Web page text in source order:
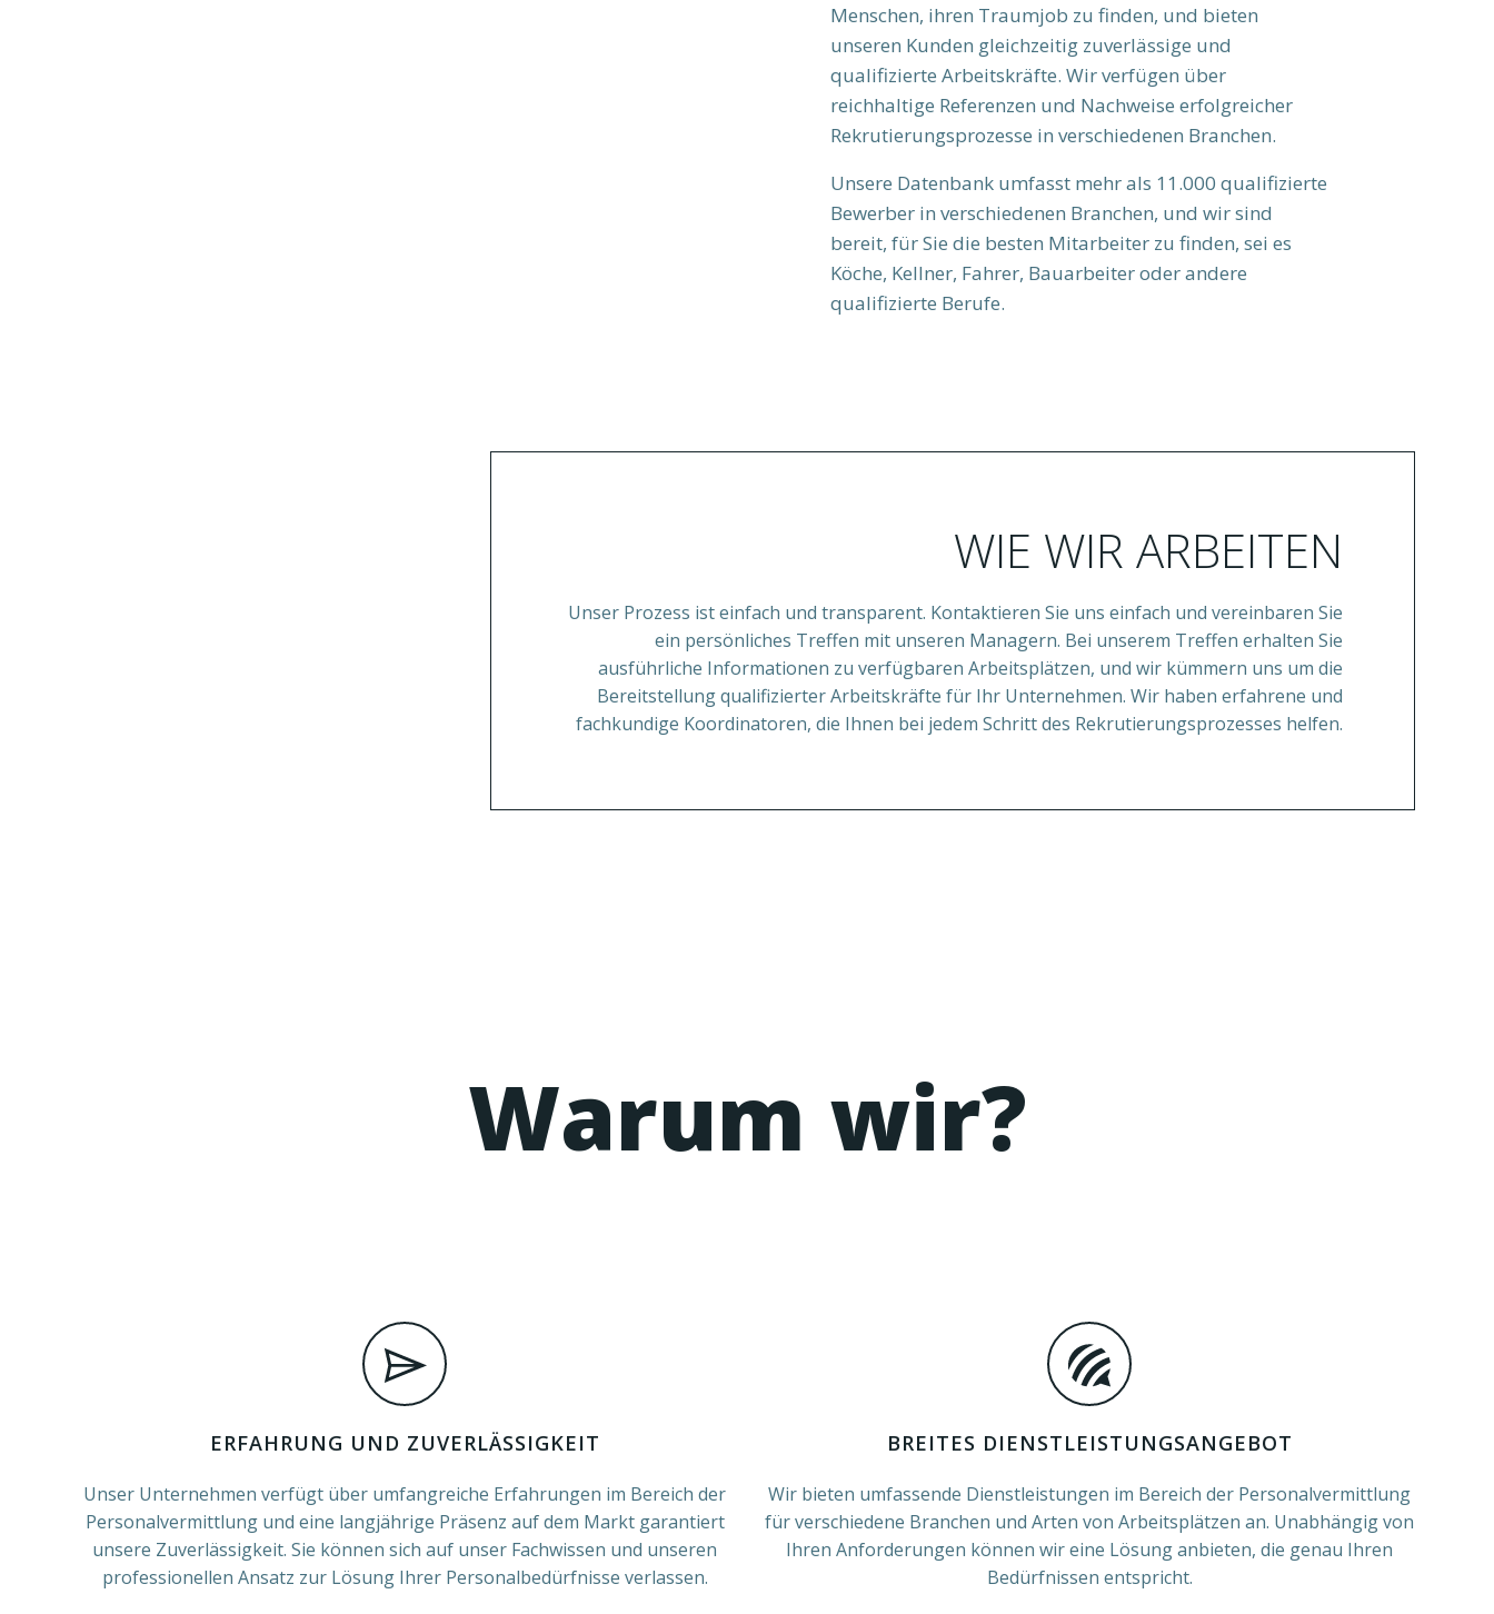
Menschen, ihren Traumjob zu finden, und bieten
unseren Kunden gleichzeitig zuverlässige und
qualifizierte Arbeitskräfte. Wir verfügen über
reichhaltige Referenzen und Nachweise erfolgreicher
Rekrutierungsprozesse in verschiedenen Branchen.
Unsere Datenbank umfasst mehr als 11.000 qualifizierte
Bewerber in verschiedenen Branchen, und wir sind
bereit, für Sie die besten Mitarbeiter zu finden, sei es
Köche, Kellner, Fahrer, Bauarbeiter oder andere
qualifizierte Berufe.
WIE WIR ARBEITEN
Unser Prozess ist einfach und transparent. Kontaktieren Sie uns einfach und vereinbaren Sie
ein persönliches Treffen mit unseren Managern. Bei unserem Treffen erhalten Sie
ausführliche Informationen zu verfügbaren Arbeitsplätzen, und wir kümmern uns um die
Bereitstellung qualifizierter Arbeitskräfte für Ihr Unternehmen. Wir haben erfahrene und
fachkundige Koordinatoren, die Ihnen bei jedem Schritt des Rekrutierungsprozesses helfen.
Warum wir?
ERFAHRUNG UND ZUVERLÄSSIGKEIT
Unser Unternehmen verfügt über umfangreiche Erfahrungen im Bereich der
Personalvermittlung und eine langjährige Präsenz auf dem Markt garantiert
unsere Zuverlässigkeit. Sie können sich auf unser Fachwissen und unseren
professionellen Ansatz zur Lösung Ihrer Personalbedürfnisse verlassen.
BREITES DIENSTLEISTUNGSANGEBOT
Wir bieten umfassende Dienstleistungen im Bereich der Personalvermittlung
für verschiedene Branchen und Arten von Arbeitsplätzen an. Unabhängig von
Ihren Anforderungen können wir eine Lösung anbieten, die genau Ihren
Bedürfnissen entspricht.